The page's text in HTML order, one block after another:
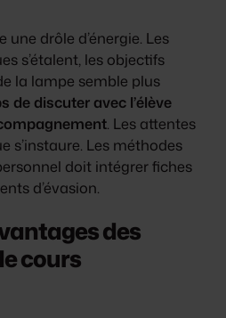
une drôle d’énergie. Les
s’étalent, les objectifs
la lampe semble plus
de discuter avec l’élève
. Les attentes
s’instaure. Les méthodes
doit intégrer fiches
d’évasion.
des
cours